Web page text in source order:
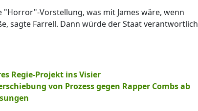
Vorstellung, was mit James wäre, wenn
sagte Farrell. Dann würde der Staat verantwortlich
Regie-Projekt ins Visier
von Prozess gegen Rapper Combs ab